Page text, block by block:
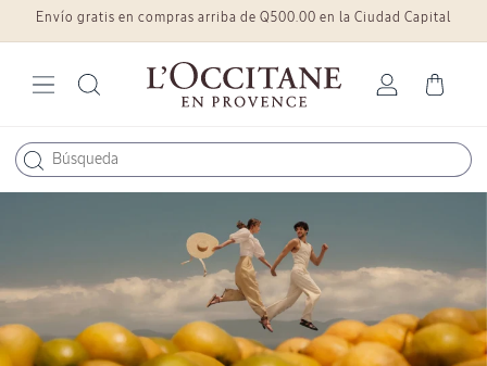
Envío gratis en compras arriba de Q500.00 en la Ciudad Capital
sesión
Carrito